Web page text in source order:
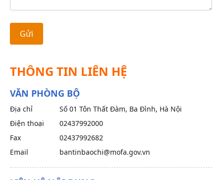
Gửi
THÔNG TIN LIÊN HỆ
VĂN PHÒNG BỘ
Địa chỉ
Số 01 Tôn Thất Đàm, Ba Đình, Hà Nội
Điện thoại
02437992000
Fax
02437992682
Email
bantinbaochi@mofa.gov.vn